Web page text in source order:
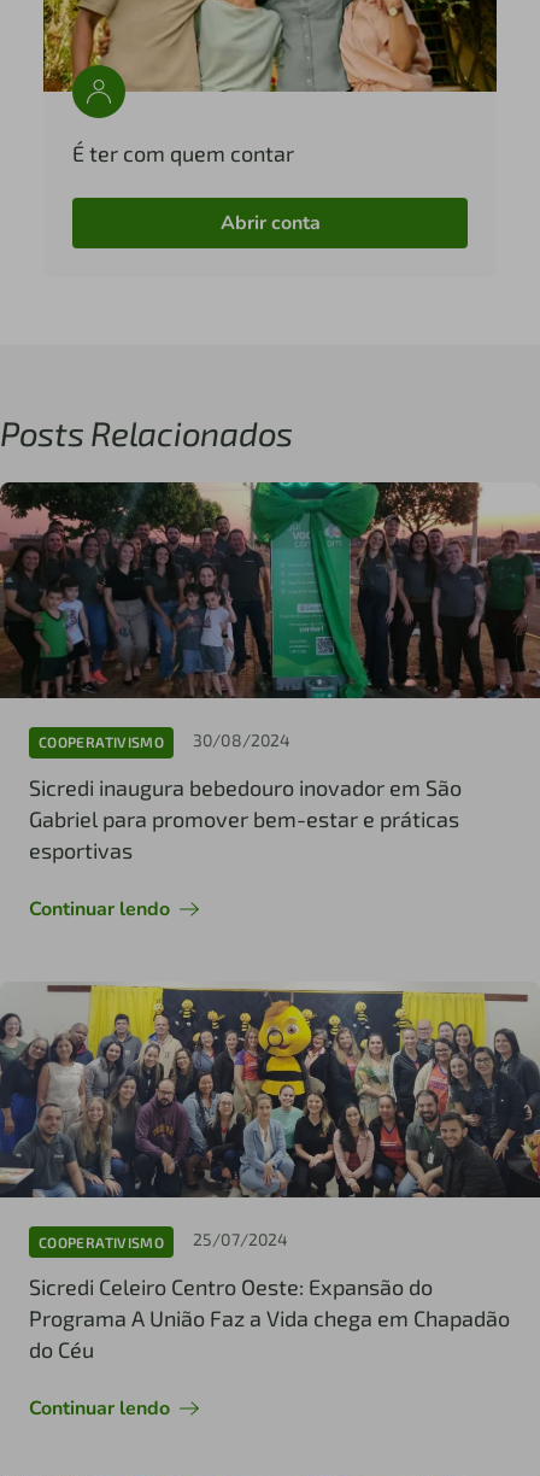
É ter com quem contar
Abrir conta
Posts Relacionados
COOPERATIVISMO 30/08/2024
Sicredi inaugura bebedouro inovador em São
Gabriel para promover bem-estar e práticas
esportivas
Continuar lendo
COOPERATIVISMO 25/07/2024
Sicredi Celeiro Centro Oeste: Expansão do
Programa A União Faz a Vida chega em Chapadão
do Céu
Continuar lendo